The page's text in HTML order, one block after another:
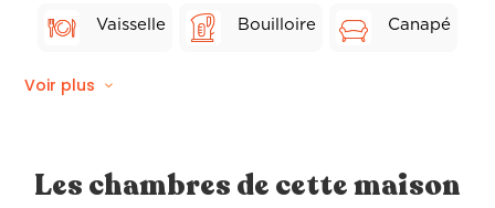
Vaisselle Bouilloire Canapé
Voir plus
Les chambres de cette maison